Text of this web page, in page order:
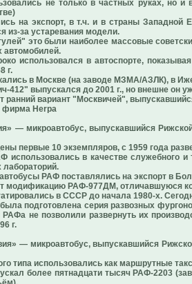
не только в частных руках, но и
на экспорт, в т.ч. и в страны
из-за устаревания модели.
это были наиболее массовые
автомобилей.
использовался в автоспорте,
г.
в Москве (на заводе МЗМА/АЗЛК), в
412" выпускался до 2001 г., но внешне он
ранний вариант "Москвичей",
фирма Herpa
— микроавтобус, выпускавшийся
первые 10 экземпляров, с 1959 года
использовались в качестве служебного
РАФ поставлялись на экспорт в
модификацию РАФ-977ДМ, отличавшуюся
в СССР до начала 1980-х.
подготовлена серия развозных
не позволили развернуть их
г.
— микроавтобус, выпускавшийся
типа использовались как маршрутные
более пятнадцати тысяч РАФ-2203